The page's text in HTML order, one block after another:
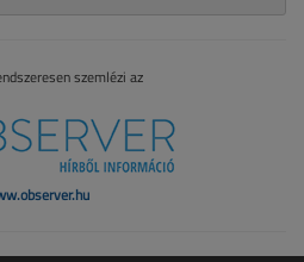
szemlézi az